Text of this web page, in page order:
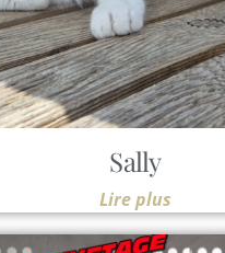
Sally
Lire plus